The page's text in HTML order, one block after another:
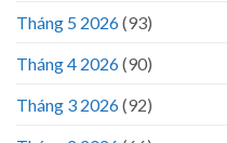
Tháng 5 2026(93)
Tháng 4 2026(90)
Tháng 3 2026(92)